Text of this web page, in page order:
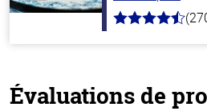
4.5
Évaluations de